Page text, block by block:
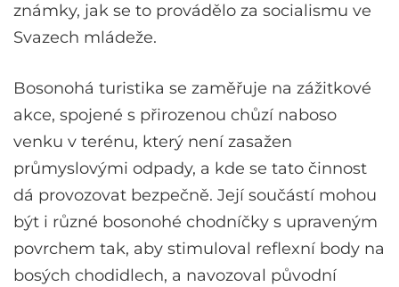
známky, jak se to provádělo za socialismu ve
Svazech mládeže.
Bosonohá turistika se zaměřuje na zážitkové
akce, spojené s přirozenou chůzí naboso
venku v terénu, který není zasažen
průmyslovými odpady, a kde se tato činnost
dá provozovat bezpečně. Její součástí mohou
být i různé bosonohé chodníčky s upraveným
povrchem tak, aby stimuloval reflexní body na
bosých chodidlech, a navozoval původní